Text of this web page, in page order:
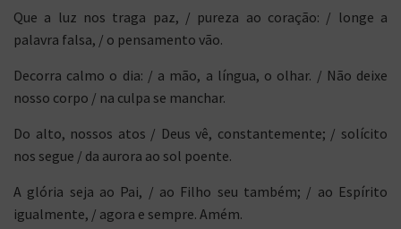
Que a luz nos traga paz, / pureza ao coração: / longe a
palavra falsa, / o pensamento vão.
Decorra calmo o dia: / a mão, a língua, o olhar. / Não deixe
nosso corpo / na culpa se manchar.
Do alto, nossos atos / Deus vê, constantemente; / solícito
nos segue / da aurora ao sol poente.
A glória seja ao Pai, / ao Filho seu também; / ao Espírito
igualmente, / agora e sempre. Amém.